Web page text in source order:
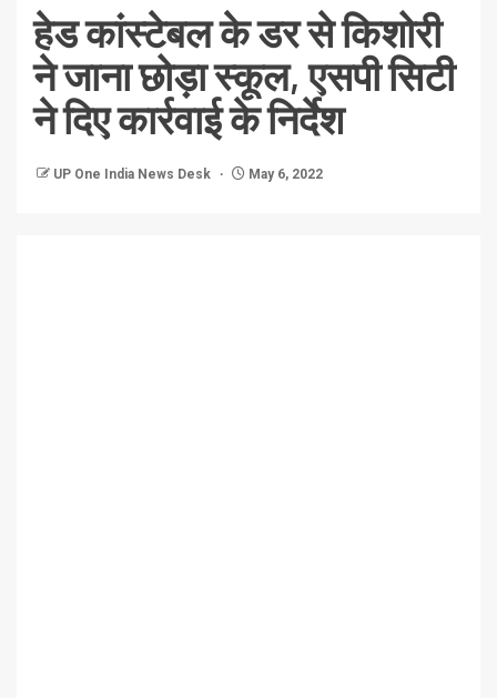
हेड कांस्टेबल के डर से किशोरी
ने जाना छोड़ा स्कूल, एसपी सिटी
ने दिए कार्रवाई के निर्देश
UP One India News Desk May 6, 2022